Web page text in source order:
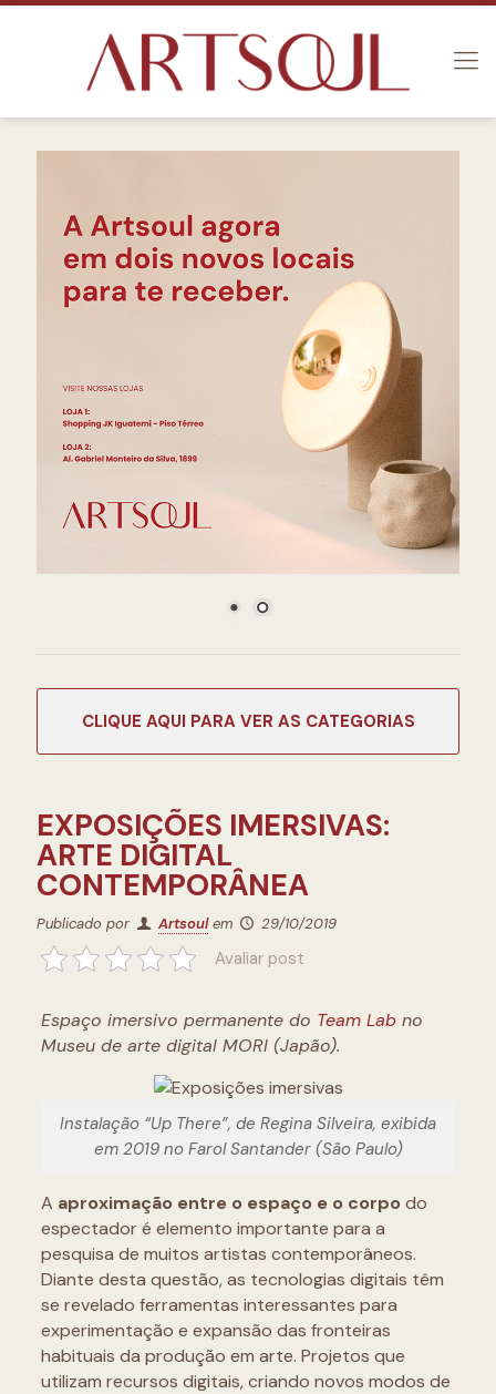
EXPOSIÇÕES IMERSIVAS:
ARTE DIGITAL
CONTEMPORÂNEA
Publicado por Artsoul em 29/10/2019
Avaliar post
Espaço imersivo permanente do Team Labno
Museu de arte digital MORI (Japão).
Instalação “Up There”, de Regina Silveira, exibida
em 2019 no Farol Santander (São Paulo)
A aproximação entre o espaço e o corpo do
espectador é elemento importante para a
pesquisa de muitos artistas contemporâneos.
Diante desta questão, as tecnologias digitais têm
se revelado ferramentas interessantes para
experimentação e expansão das fronteiras
habituais da produção em arte. Projetos que
utilizam recursos digitais, criando novos modos de
CATEGORIAS